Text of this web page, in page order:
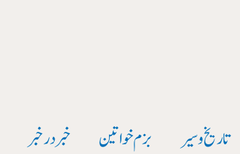
تاریخ وسیر بزم خواتین خبر در خبر